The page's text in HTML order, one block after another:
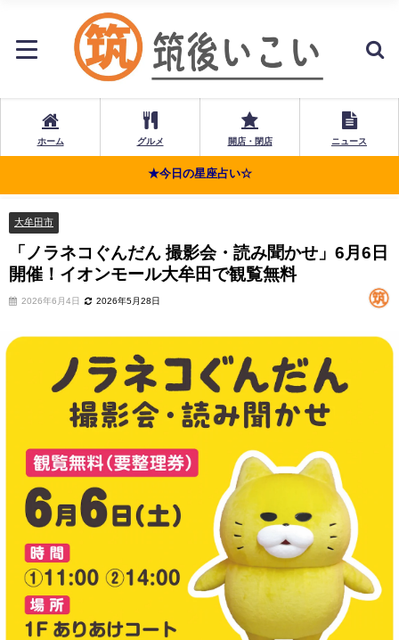
ホーム グルメ 開店・閉店 ニュース
★今日の星座占い☆
大牟田市
「ノラネコぐんだん 撮影会・読み聞かせ」6月6日
開催！イオンモール大牟田で観覧無料
2026年6月4日 2026年5月28日